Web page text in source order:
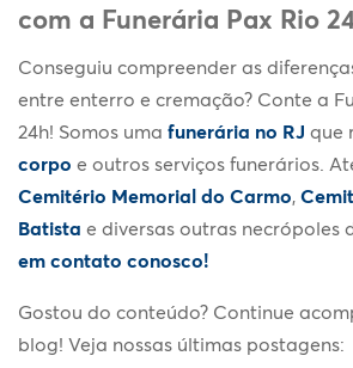
com a Funerária Pax Rio
Conseguiu compreender as
entre enterro e cremação? Conte a
24h! Somos uma funerária no RJ que
corpo e outros serviços funerários.
Cemitério Memorial do Carmo,
Batista e diversas outras necrópoles
em contato conosco!
Gostou do conteúdo? Continue
blog! Veja nossas últimas postagens: